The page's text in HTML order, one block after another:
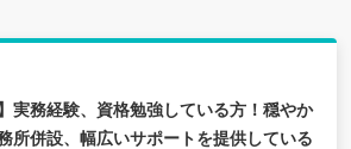
実務経験、資格勉強している方！穏やか
所併設、幅広いサポートを提供している